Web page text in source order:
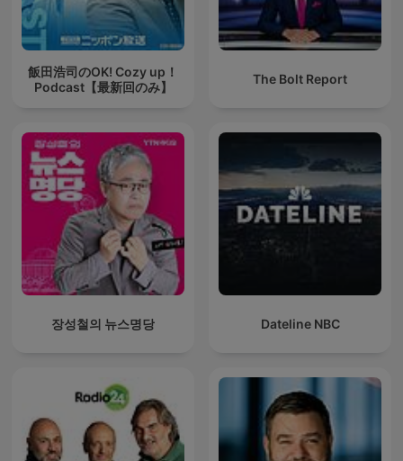
飯田浩司のOK! Cozy up！
Podcast【最新回のみ】
The Bolt Report
장성철의 뉴스명당 Dateline NBC